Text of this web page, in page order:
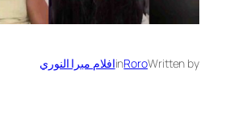
Written by
Roro
inافلام ميرا النوري